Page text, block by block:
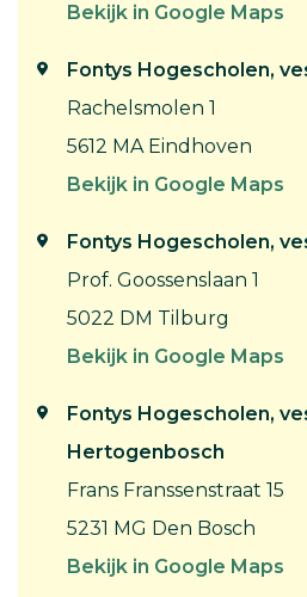
Bekijk in Google Maps
Fontys Hogescholen,
Rachelsmolen 1
5612 MA Eindhoven
Bekijk in Google Maps
Fontys Hogescholen,
Prof. Goossenslaan 1
5022 DM Tilburg
Bekijk in Google Maps
Fontys Hogescholen,
Hertogenbosch
Frans Franssenstraat 15
5231 MG Den Bosch
Bekijk in Google Maps